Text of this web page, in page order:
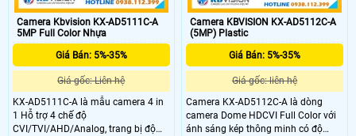
Camera Kbvision KX-AD5111C-A
5MP Full Color Nhựa
Giá Bán: 5%-35%
Giá gốc: Liên hệ
KX-AD5111C-A là mẫu camera 4 in
1 Hỗ trợ 4 chế độ
CVI/TVI/AHD/Analog, trang bị độ
Camera KBVISION KX-AD5112C-A
(5MP) Plastic
Giá Bán: 5%-35%
Giá gốc: liên hệ
Camera KX-AD5112C-A là dòng
camera Dome HDCVI Full Color với
ánh sáng kép thông minh có độ